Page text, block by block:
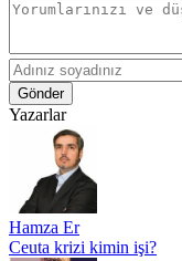
Gönder
Yazarlar
Hamza Er
Ceuta krizi kimin işi?